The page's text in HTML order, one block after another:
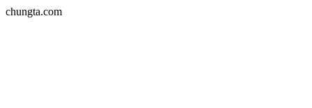
chungta.com